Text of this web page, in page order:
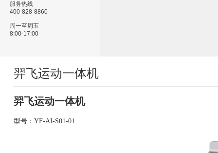
服务热线
400-828-8860
周一至周五
8:00-17:00
羿飞运动一体机
羿飞运动一体机
型号： YF-AI-S01-01